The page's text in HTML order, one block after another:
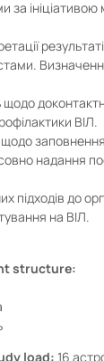
за
ВІЛ.
заповнення
надання
підходів до
на ВІЛ.
structure:
load: 16